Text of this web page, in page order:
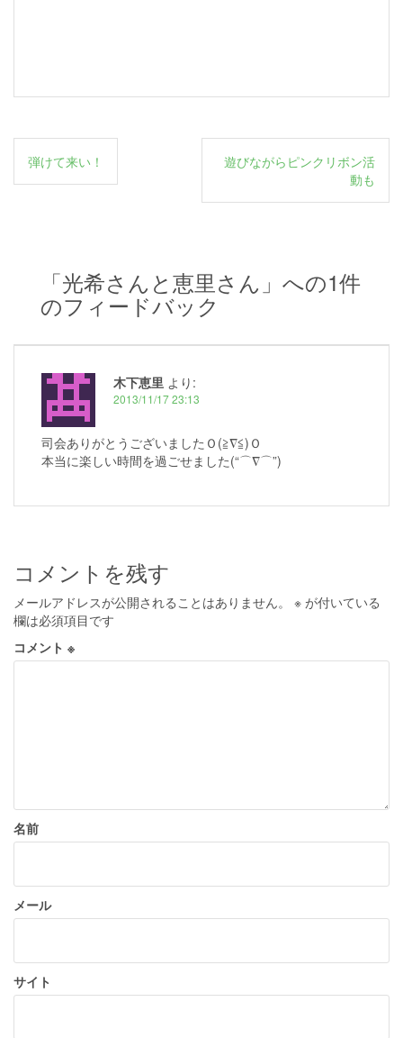
投
稿
弾けて来い！
遊びながらピンクリボン活
動も
「光希さんと恵里さん 」への1件
のフィードバック
木下恵里 より:
2013/11/17 23:13
司会ありがとうございましたＯ(≧∇≦)Ｏ
本当に楽しい時間を過ごせました(“⌒∇⌒”)
コメントを残す
メールアドレスが公開されることはありません。 ※ が付いている
欄は必須項目です
コメント ※
名前
メール
サイト